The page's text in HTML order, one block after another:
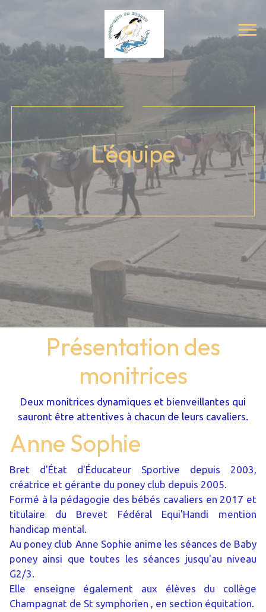
L'équipe
Présentation des
monitrices
Deux monitrices dynamiques et bienveillantes qui
sauront être attentives à chacun de leurs cavaliers.
Anne Sophie
Bret d'État d'Éducateur Sportive depuis 2003,
créatrice et gérante du poney club depuis 2005.
Formé à la pédagogie des bébés cavaliers en 2017 et
titulaire du Brevet Fédéral Equi'Handi mention
handicap mental.
Au poney club Anne Sophie anime les séances de Baby
poney ainsi que toutes les séances jusqu'au niveau
G2/3.
Elle enseigne également aux élèves du collège
Champagnat de St symphorien , en section équitation.